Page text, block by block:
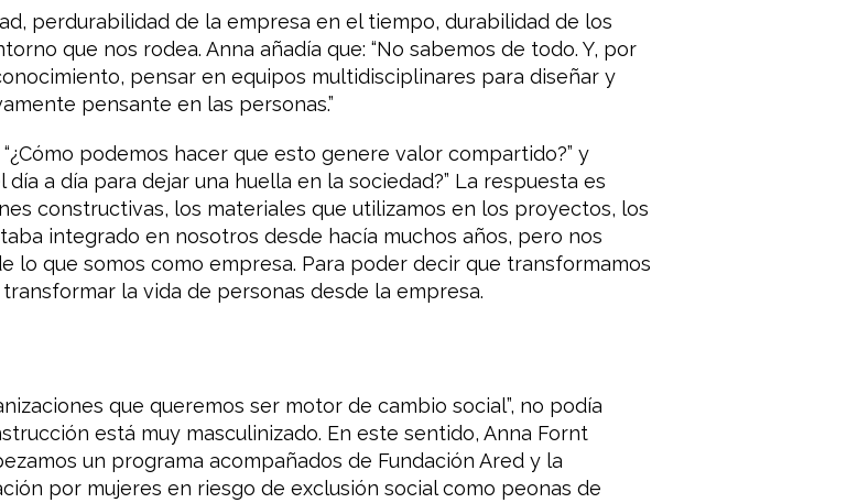
perdurabilidad de la empresa en el tiempo, durabilidad de los
que nos rodea. Anna añadía que: “No sabemos de todo. Y, por
pensar en equipos multidisciplinares para diseñar y
pensante en las personas.”
podemos hacer que esto genere valor compartido?” y
a día para dejar una huella en la sociedad?” La respuesta es
constructivas, los materiales que utilizamos en los proyectos, los
integrado en nosotros desde hacía muchos años, pero nos
lo que somos como empresa. Para poder decir que transformamos
la vida de personas desde la empresa.
que queremos ser motor de cambio social”, no podía
está muy masculinizado. En este sentido, Anna Fornt
un programa acompañados de Fundación Ared y la
por mujeres en riesgo de exclusión social como peonas de